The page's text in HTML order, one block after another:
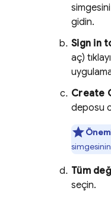
simgesini
gidin.
Sign in
aç)
Create
deposu
Tüm
seçin.